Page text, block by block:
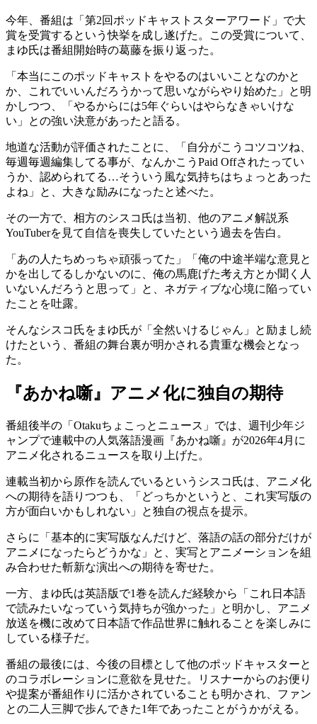
今年、番組は「第2回ポッドキャストスターアワード」で大
賞を受賞するという快挙を成し遂げた。この受賞について、
まゆ氏は番組開始時の葛藤を振り返った。
「本当にこのポッドキャストをやるのはいいことなのかと
か、これでいいんだろうかって思いながらやり始めた」と明
かしつつ、「やるからには5年ぐらいはやらなきゃいけな
い」との強い決意があったと語る。
地道な活動が評価されたことに、「自分がこうコツコツね、
毎週毎週編集してる事が、なんかこうPaid Offされたってい
うか、認められてる…そういう風な気持ちはちょっとあった
よね」と、大きな励みになったと述べた。
その一方で、相方のシスコ氏は当初、他のアニメ解説系
YouTuberを見て自信を喪失していたという過去を告白。
「あの人たちめっちゃ頑張ってた」「俺の中途半端な意見と
かを出してるしかないのに、俺の馬鹿げた考え方とか聞く人
いないんだろうと思って」と、ネガティブな心境に陥ってい
たことを吐露。
そんなシスコ氏をまゆ氏が「全然いけるじゃん」と励まし続
けたという、番組の舞台裏が明かされる貴重な機会となっ
た。
『あかね噺』アニメ化に独自の期待
番組後半の「Otakuちょこっとニュース」では、週刊少年ジ
ャンプで連載中の人気落語漫画『あかね噺』が2026年4月に
アニメ化されるニュースを取り上げた。
連載当初から原作を読んでいるというシスコ氏は、アニメ化
への期待を語りつつも、「どっちかというと、これ実写版の
方が面白いかもしれない」と独自の視点を提示。
さらに「基本的に実写版なんだけど、落語の話の部分だけが
アニメになったらどうかな」と、実写とアニメーションを組
み合わせた斬新な演出への期待を寄せた。
一方、まゆ氏は英語版で1巻を読んだ経験から「これ日本語
で読みたいなっていう気持ちが強かった」と明かし、アニメ
放送を機に改めて日本語で作品世界に触れることを楽しみに
している様子だ。
番組の最後には、今後の目標として他のポッドキャスターと
のコラボレーションに意欲を見せた。リスナーからのお便り
や提案が番組作りに活かされていることも明かされ、ファン
との二人三脚で歩んできた1年であったことがうかがえる。